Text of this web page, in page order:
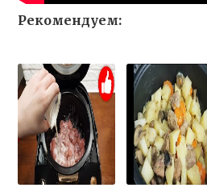
Рекомендуем: